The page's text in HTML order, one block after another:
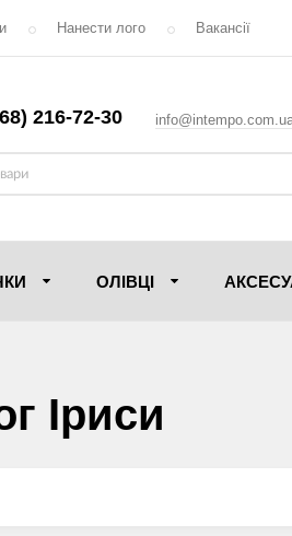
Нанести лого Вакансії
216-72-30
ОЛIВЦI
Іриси